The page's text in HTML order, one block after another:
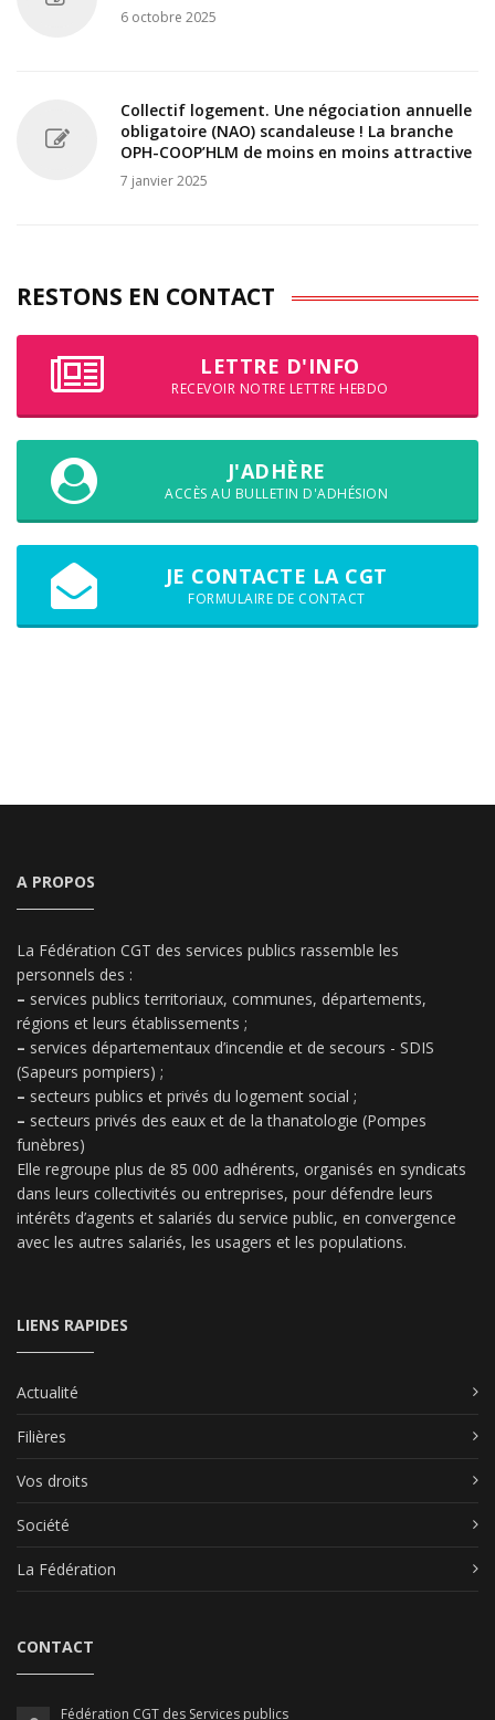
6 octobre 2025
Collectif logement. Une négociation annuelle
obligatoire (NAO) scandaleuse ! La branche
OPH-COOP’HLM de moins en moins attractive
7 janvier 2025
RESTONS EN CONTACT
LETTRE D'INFO
RECEVOIR NOTRE LETTRE HEBDO
J'ADHÈRE
ACCÈS AU BULLETIN D'ADHÉSION
JE CONTACTE LA CGT
FORMULAIRE DE CONTACT
A PROPOS
La Fédération CGT des services publics rassemble les
personnels des :
– services publics territoriaux, communes, départements,
régions et leurs établissements ;
– services départementaux d’incendie et de secours - SDIS
(Sapeurs pompiers) ;
– secteurs publics et privés du logement social ;
– secteurs privés des eaux et de la thanatologie (Pompes
funèbres)
Elle regroupe plus de 85 000 adhérents, organisés en syndicats
dans leurs collectivités ou entreprises, pour défendre leurs
intérêts d’agents et salariés du service public, en convergence
avec les autres salariés, les usagers et les populations.
LIENS RAPIDES
Actualité
Filières
Vos droits
Société
La Fédération
CONTACT
Fédération CGT des Services publics